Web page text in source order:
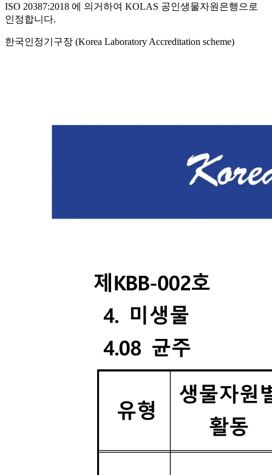
ISO 20387:2018 에 의거하여 KOLAS 공인생물자원은행으로
인정합니다.
한국인정기구장 (Korea Laboratory Accreditation scheme)